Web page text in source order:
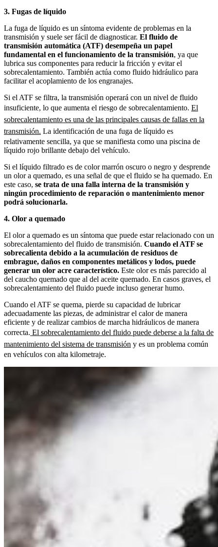
3. Fugas de líquido
La fuga de líquido es un síntoma evidente de problemas en la
transmisión y suele ser fácil de diagnosticar. El fluido de
transmisión automática (ATF) desempeña un papel
fundamental en el funcionamiento de la transmisión, ya que
lubrica sus componentes para reducir la fricción y evitar el
sobrecalentamiento. También actúa como fluido hidráulico para
facilitar el acoplamiento de los engranajes.
Si el ATF se filtra, la transmisión operará con un nivel de fluido
insuficiente, lo que aumenta el riesgo de sobrecalentamiento. El
sobrecalentamiento es una de las principales causas de fallas en la
transmisión. La identificación de una fuga de líquido es
relativamente sencilla, ya que se manifiesta como una piscina de
líquido rojo brillante debajo del vehículo.
Si el líquido filtrado es de color marrón oscuro o negro y desprende
un olor a quemado, es una señal de que el fluido se ha quemado. En
este caso, se trata de una falla interna de la transmisión y
ningún procedimiento de reparación o mantenimiento menor
podrá solucionarla.
4. Olor a quemado
El olor a quemado es un síntoma que puede estar relacionado con un
sobrecalentamiento del fluido de transmisión. Cuando el ATF se
sobrecalienta debido a la acumulación de residuos de
embrague, daños en componentes metálicos y lodos, puede
generar un olor acre característico. Este olor es más parecido al
del caucho quemado que al del aceite quemado. En casos graves, el
sobrecalentamiento del fluido puede incluso generar humo.
Cuando el ATF se quema, pierde su capacidad de lubricar
adecuadamente las piezas, de administrar el calor de manera
eficiente y de realizar cambios de marcha hidráulicos de manera
correcta. El sobrecalentamiento del fluido puede deberse a la falta de
mantenimiento del sistema de transmisión y es un problema común
en vehículos con alta kilometraje.